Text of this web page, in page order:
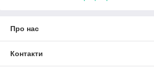
Про нас
Контакти